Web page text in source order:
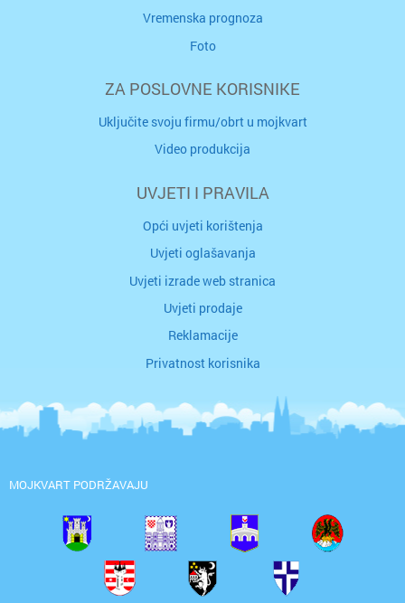
Vremenska prognoza
Foto
ZA POSLOVNE KORISNIKE
Uključite svoju firmu/obrt u mojkvart
Video produkcija
UVJETI I PRAVILA
Opći uvjeti korištenja
Uvjeti oglašavanja
Uvjeti izrade web stranica
Uvjeti prodaje
Reklamacije
Privatnost korisnika
MOJKVART PODRŽAVAJU